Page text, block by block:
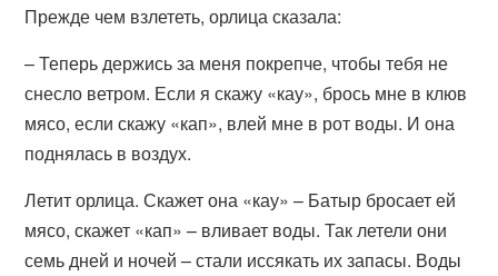
Прежде чем взлететь, орлица сказала:
– Теперь держись за меня покрепче, чтобы тебя не
снесло ветром. Если я скажу «кау», брось мне в клюв
мясо, если скажу «кап», влей мне в рот воды. И она
поднялась в воздух.
Летит орлица. Скажет она «кау» – Батыр бросает ей
мясо, скажет «кап» – вливает воды. Так летели они
семь дней и ночей – стали иссякать их запасы. Воды